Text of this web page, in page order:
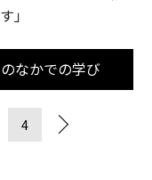
」
なかでの学び
4